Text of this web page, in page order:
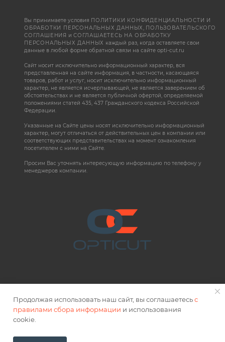
Вы принимаете условия ПОЛИТИКИ КОНФИДЕНЦИАЛЬНОСТИ И
ОБРАБОТКИ ПЕРСОНАЛЬНЫХ ДАННЫХ, ПОЛЬЗОВАТЕЛЬСКОГО
СОГЛАШЕНИЯ иСОГЛАШАЕТЕСЬ НА ОБРАБОТКУ
ПЕРСОНАЛЬНЫХ ДАННЫХ каждый раз, когда оставляете свои
данные в любой форме обратной связи на сайте opti-cut.ru
Сайт носит исключительно информационный характер, вся
представленная на сайте информация, в частности, касающаяся
товаров, работ и услуг, носит исключительно информационный
характер, не является исчерпывающей, не является заверением об
обстоятельствах и не является публичной офертой, определяемой
положениями статей 435, 437 Гражданского кодекса Российской
Федерации.
Указанные на Сайте цены носят исключительно информационный
характер, могут отличаться от действительных цен в компании или
соответствующих представительствах на момент ознакомления
посетителем с ними на Сайте.
Просим Вас уточнять интересующую информацию по телефону у
менеджеров компании.
2026 © OPTICUT
Продолжая использовать наш сайт, вы соглашаетесьс
правилами сбора информации и использования
cookie.